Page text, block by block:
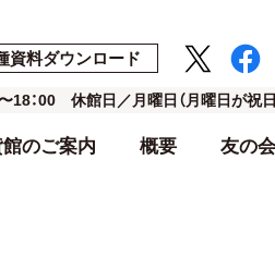
資料ダウンロード
18：00 休館日／月曜日（月曜日が祝
のご案内 概要 友の会